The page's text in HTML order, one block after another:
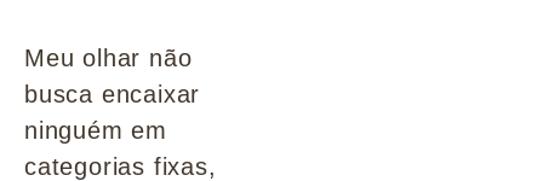
Meu olhar não
busca encaixar
ninguém em
categorias fixas,